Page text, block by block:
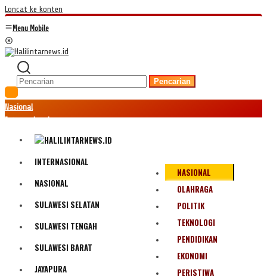
Loncat ke konten
Menu Mobile
Pencarian
Nasional
Internasional
Politik
Olahraga
Bencana Alam
INTERNASIONAL
NASIONAL
SULAWESI SELATAN
SULAWESI TENGAH
SULAWESI BARAT
JAYAPURA
NASIONAL
OLAHRAGA
POLITIK
TEKNOLOGI
PENDIDIKAN
EKONOMI
PERISTIWA